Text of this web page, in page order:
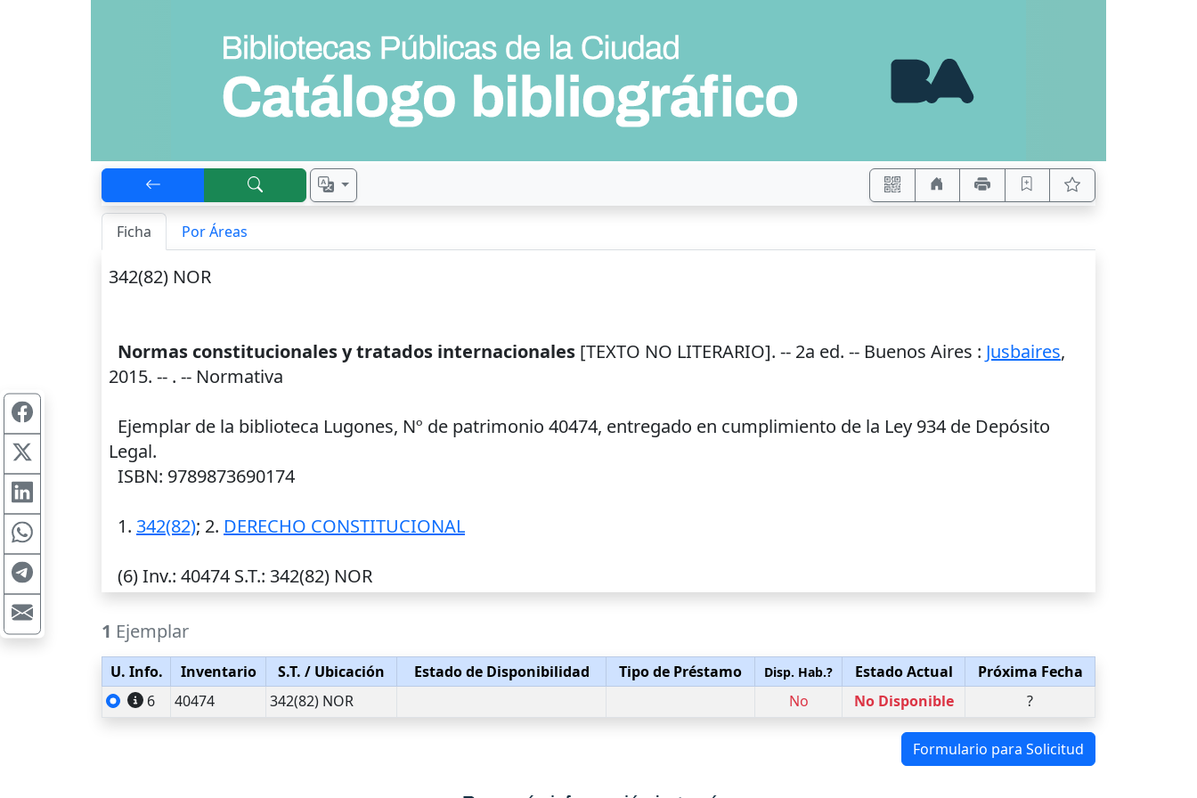
Ficha Por Áreas
342(82) NOR
Normas constitucionales y tratados internacionales [TEXTO NO LITERARIO]. -- 2a ed. -- Buenos Aires : Jusbaires,
2015. -- . -- Normativa
Ejemplar de la biblioteca Lugones, Nº de patrimonio 40474, entregado en cumplimiento de la Ley 934 de Depósito
Legal.
ISBN: 9789873690174
1. 342(82); 2. DERECHO CONSTITUCIONAL
(6)Inv.: 40474 S.T.: 342(82) NOR
1 Ejemplar
U. Info. Inventario S.T. / Ubicación Estado de Disponibilidad Tipo de Préstamo Disp. Hab.? Estado Actual
Próxima Fecha
6
40474 342(82) NOR No No Disponible ?
Formulario para Solicitud